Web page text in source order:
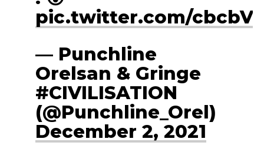
pic.twitter.com/
— Punchline
Orelsan & Gringe
#CIVILISATION
(@Punchline_Orel)
December 2, 2021